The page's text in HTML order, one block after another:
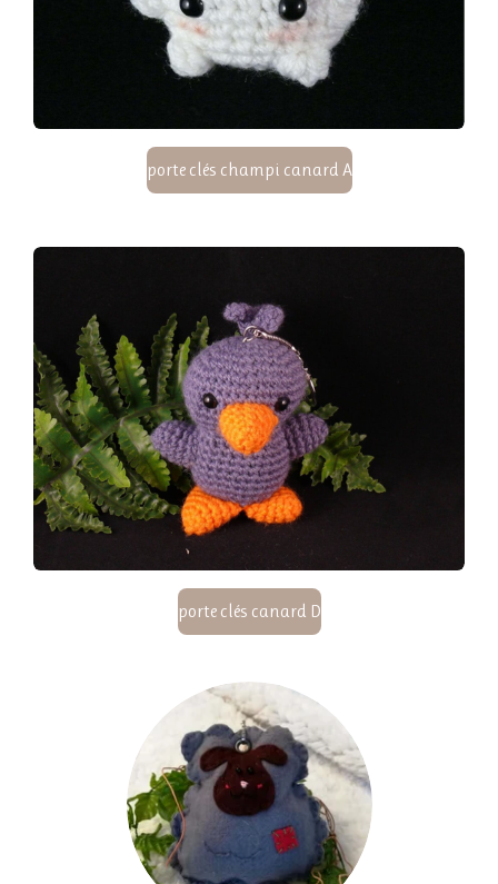
porte clés champi canard A
porte clés canard D